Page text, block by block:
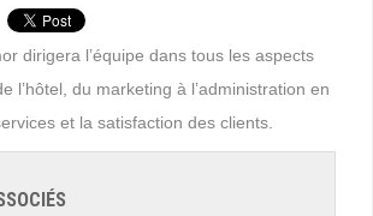
dirigera l’équipe dans tous les aspects
l’hôtel, du marketing à l’administration en
et la satisfaction des clients.